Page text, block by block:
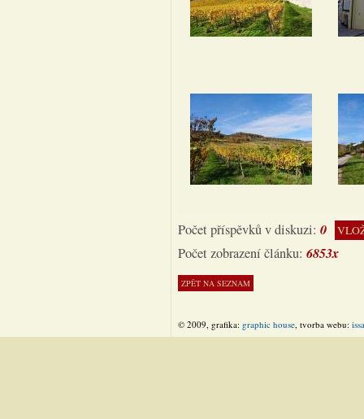
Počet příspěvků v diskuzi: 0
Počet zobrazení článku: 6853x
© 2009, grafika: graphic house, tvorba webu: